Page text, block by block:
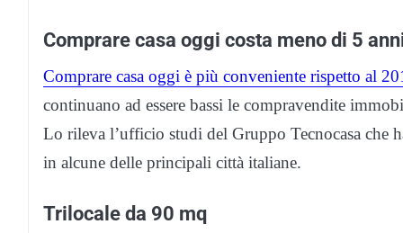
Comprare casa oggi costa meno di 5
Comprare casa oggi è più conveniente rispetto al
continuano ad essere bassi le compravendite
Lo rileva l’ufficio studi del Gruppo Tecnocasa che
in alcune delle principali città italiane.
Trilocale da 90 mq